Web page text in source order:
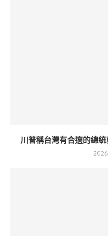
川普稱台灣有合適的總